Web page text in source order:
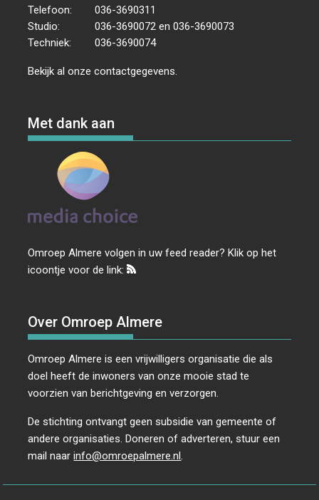
Telefoon:
036-3690311
Studio:
036-3690072 en 036-3690073
Techniek:
036-3690074
Bekijk al onzecontactgegevens
Met dank aan
Omroep Almere volgen in uw feed reader? Klik op het
icoontje voor de link:
Over Omroep Almere
Omroep Almere is een vrijwilligers organisatie die als
doel heeft de inwoners van onze mooie stad te
voorzien van berichtgeving en verzorgen.
De stichting ontvangt geen subsidie van gemeente of
andere organisaties. Doneren of adverteren, stuur een
mail naarinfo@omroepalmere.nl.